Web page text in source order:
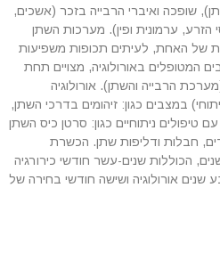
שופכה ואיברי הרבייה בזכר (אשכים,
הזרע, ערמונית ופין). מערכות השתן
של האחת, לעיתים תכופות משפיעות
המטופלים באורולוגיה, מצויים תחת
הרבייה והשתן). אורולוגיה
במצבים כגון: זיהומים בדרכי השתן,
ניתוחיים כגון: סרטן כיס השתן
חבלות ודליפות שתן. הכשרת
הכוללות שנים-עשר חודשי כירורגיה
אורולוגיה ושישה חודשי בחירה של